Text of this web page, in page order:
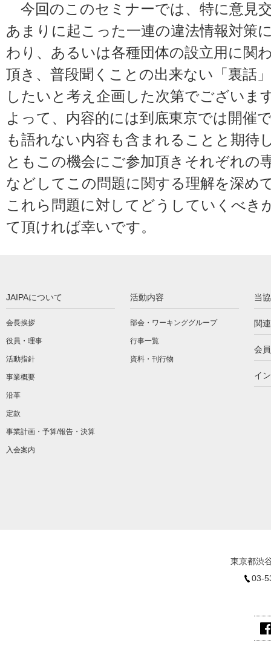
今回のこのセミナーでは、特に意見
あまりに起こった一連の違法情報対策
わり、あるいは各種団体の設立用に関
頂き、普段聞くことの出来ない「裏話
したいと考え企画した次第でござい
よって、内容的には到底東京では開催
も語れない内容も含まれることと期待
ともこの機会にご参加頂きそれぞれの
などしてこの問題に関する理解を深め
これら問題に対してどうしていくべき
て頂ければ幸いです。
JAIPAについて
会長挨拶
役員・理事
活動指針
事業概要
沿革
定款
事業計画・予算/報告・決算
入会案内
活動内容
部会・ワーキンググループ
行事一覧
資料・刊行物
当
関
会
イ
東京都渋
03-